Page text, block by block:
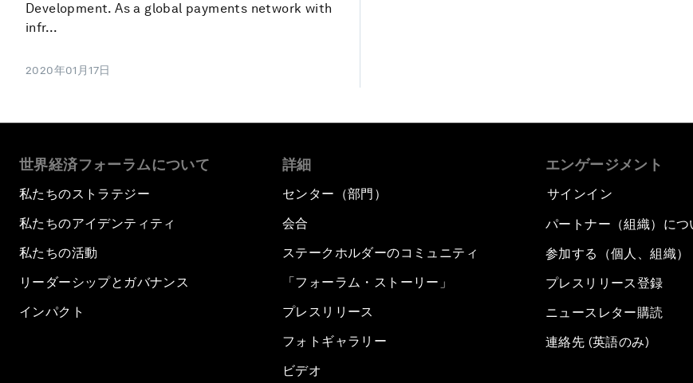
Development. As a global payments network with
infr...
2020年01月17日
世界経済フォーラムについて
私たちのストラテジー
私たちのアイデンティティ
私たちの活動
リーダーシップとガバナンス
インパクト
詳細
センター（部門）
会合
ステークホルダーのコミュニティ
「フォーラム・ストーリー」
プレスリリース
フォトギャラリー
ビデオ
エンゲージメント
サインイン
パートナー（組織）につ
参加する（個人、組織）
プレスリリース登録
ニュースレター購読
連絡先 (英語のみ)